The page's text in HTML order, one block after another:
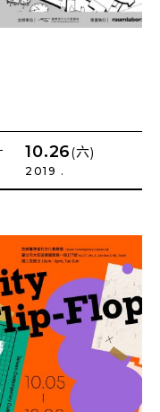
10.26(六)
2019 .